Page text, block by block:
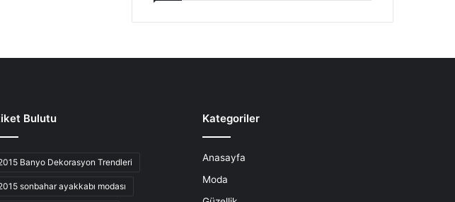
Bulutu
Banyo Dekorasyon Trendleri
sonbahar ayakkabı modası
Kategoriler
Anasayfa
Moda